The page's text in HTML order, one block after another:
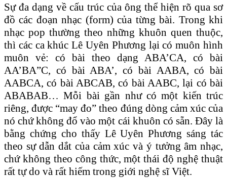
Sự đa dạng về cấu trúc của ông thể hiện rõ qua sơ
đồ các đoạn nhạc (form) của từng bài. Trong khi
nhạc pop thường theo những khuôn quen thuộc,
thì các ca khúc Lê Uyên Phương lại có muôn hình
muôn vẻ: có bài theo dạng ABA’CA, có bài
AA’BA”C, có bài ABA’, có bài AABA, có bài
AABCA, có bài ABCAB, có bài AABC, lại có bài
ABABAB… Mỗi bài gần như có một kiến trúc
riêng, được “may đo” theo đúng dòng cảm xúc của
nó chứ không đổ vào một cái khuôn có sẵn. Đây là
bằng chứng cho thấy Lê Uyên Phương sáng tác
theo sự dẫn dắt của cảm xúc và ý tưởng âm nhạc,
chứ không theo công thức, một thái độ nghệ thuật
rất tự do và rất hiếm trong giới nghệ sĩ Việt.